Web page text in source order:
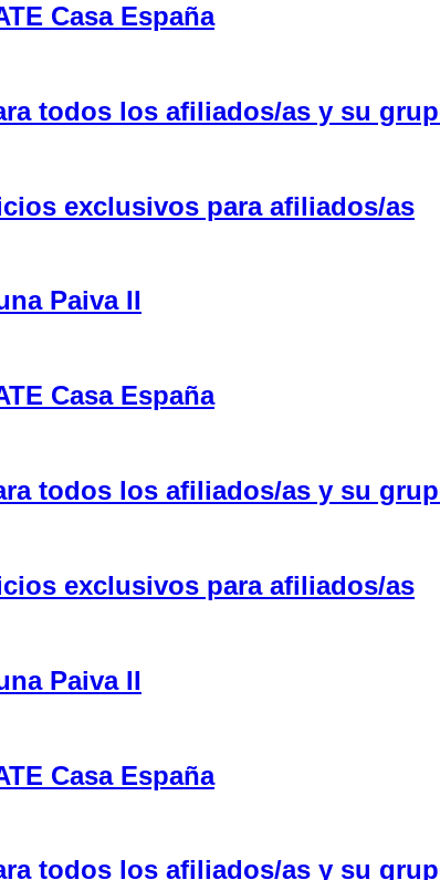
Casa España
todos los afiliados/as y su
exclusivos para afiliados/as
Paiva II
Casa España
todos los afiliados/as y su
exclusivos para afiliados/as
Paiva II
Casa España
todos los afiliados/as y su